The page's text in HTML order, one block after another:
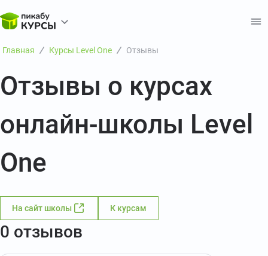
Главная Курсы Level One Отзывы
Отзывы о курсах
онлайн-школы Level
One
На сайт школы К курсам
0 отзывов